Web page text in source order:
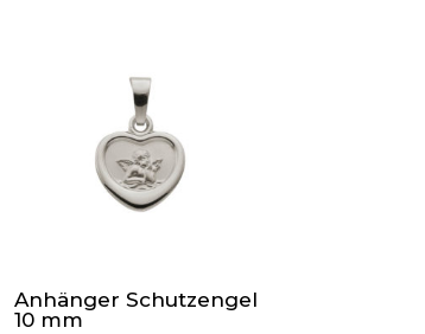
Anhänger Schutzengel
10 mm